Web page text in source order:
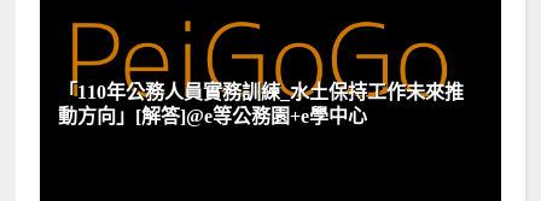
「110年公務人員實務訓練_水土保持工作未來推
動方向」[解答]@e等公務園+e學中心